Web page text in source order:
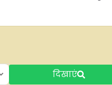
दिखाएं